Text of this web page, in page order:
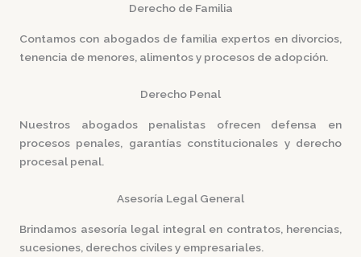
Derecho de Familia
Contamos con abogados de familia expertos en divorcios,
tenencia de menores, alimentos y procesos de adopción.
Derecho Penal
Nuestros abogados penalistas ofrecen defensa en
procesos penales, garantías constitucionales y derecho
procesal penal.
Asesoría Legal General
Brindamos asesoría legal integral en contratos, herencias,
sucesiones, derechos civiles y empresariales.